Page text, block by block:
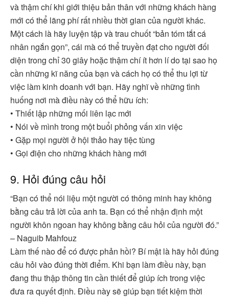
và thậm chí khi giới thiệu bản thân với những khách hàng
mới có thể lãng phí rất nhiều thời gian của người khác.
Một cách là hãy luyện tập và trau chuốt “bản tóm tắt cá
nhân ngắn gọn”, cái mà có thể truyền đạt cho người đối
diện trong chỉ 30 giây hoặc thậm chí ít hơn lí do tại sao họ
cần những kĩ năng của bạn và cách họ có thể thu lợi từ
việc làm kinh doanh với bạn. Hãy nghĩ về những tình
huống nơi mà điều này có thể hữu ích:
• Thiết lập những mối liên lạc mới
• Nói về mình trong một buổi phỏng vấn xin việc
• Gặp mọi người ở hội thảo hay tiệc tùng
• Gọi điện cho những khách hàng mới
9. Hỏi đúng câu hỏi
“Bạn có thể nói liệu một người có thông minh hay không
bằng câu trả lời của anh ta. Bạn có thể nhận định một
người khôn ngoan hay không bằng câu hỏi của người đó.”
– Naguib Mahfouz
Làm thế nào để có được phản hồi? Bí mật là hãy hỏi đúng
câu hỏi vào đúng thời điểm. Khi bạn làm điều này, bạn
đang thu thập thông tin cần thiết để giúp ích trong việc
đưa ra quyết định. Điều này sẽ giúp bạn tiết kiệm thời